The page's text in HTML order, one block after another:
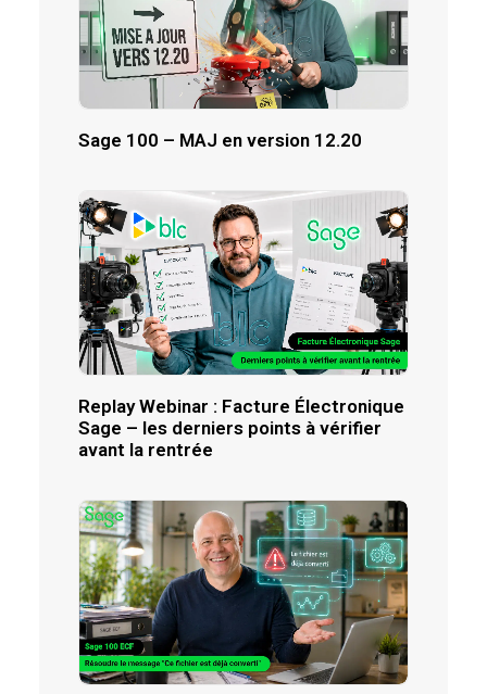
Sage 100 – MAJ en version 12.20
Replay Webinar : Facture Électronique
Sage – les derniers points à vérifier
avant la rentrée